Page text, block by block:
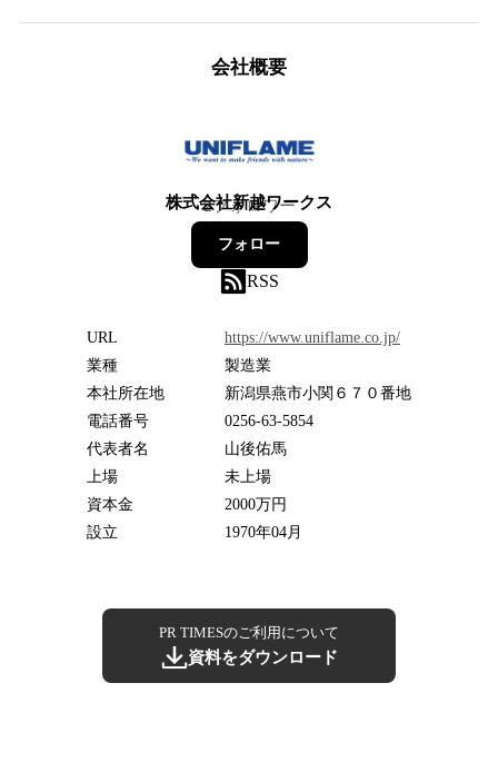
会社概要
株式会社新越ワークス
2フォロワー
フォロー
RSS
URL
https://www.uniflame.co.jp/
業種
製造業
本社所在地
新潟県燕市小関６７０番地
電話番号
0256-63-5854
代表者名
山後佑馬
上場
未上場
資本金
2000万円
設立
1970年04月
PR TIMESのご利用について
資料をダウンロード